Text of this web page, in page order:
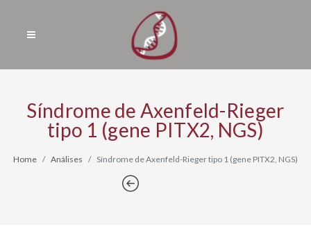
Síndrome de Axenfeld-Rieger
tipo 1 (gene PITX2, NGS)
Home Análises Síndrome de Axenfeld-Rieger tipo 1 (gene PITX2, NGS)